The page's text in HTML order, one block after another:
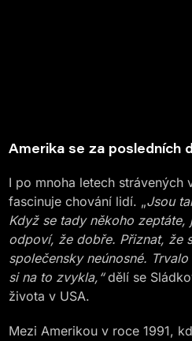
Amerika se za posledních
I po mnoha letech strávených
fascinuje chování lidí. „Jsou
Když se tady někoho
odpoví, že dobře. Přiznat, že
společensky neúnosné.
si na to zvykla,“dělí se
života v USA.
Mezi Amerikou v roce 1991,